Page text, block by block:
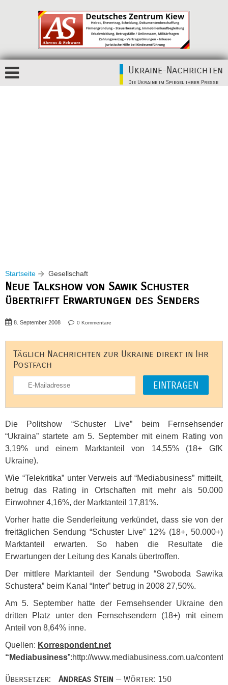
Ukraine-Nachrichten
Die Ukraine im Spiegel ihrer Presse
Startseite Gesellschaft
Neue Talkshow von Sawik Schuster
übertrifft Erwartungen des Senders
8. September 2008 0 Kommentare
Täglich Nachrichten zur Ukraine direkt in Ihr
Postfach
Die Politshow “Schuster Live” beim Fernsehsender
“Ukraina” startete am 5. September mit einem Rating von
3,19% und einem Marktanteil von 14,55% (18+ GfK
Ukraine).
Wie “Telekritika” unter Verweis auf “Mediabusiness” mitteilt,
betrug das Rating in Ortschaften mit mehr als 50.000
Einwohner 4,16%, der Marktanteil 17,81%.
Vorher hatte die Senderleitung verkündet, dass sie von der
freitäglichen Sendung “Schuster Live” 12% (18+, 50.000+)
Marktanteil erwarten. So haben die Resultate die
Erwartungen der Leitung des Kanals übertroffen.
Der mittlere Marktanteil der Sendung “Swoboda Sawika
Schustera” beim Kanal “Inter” betrug in 2008 27,50%.
Am 5. September hatte der Fernsehsender Ukraine den
dritten Platz unter den Fernsehsendern (18+) mit einem
Anteil von 8,64% inne.
Quellen: Korrespondent.net
“Mediabusiness”:http://www.mediabusiness.com.ua/
Übersetzer: Andreas Stein — Wörter: 150